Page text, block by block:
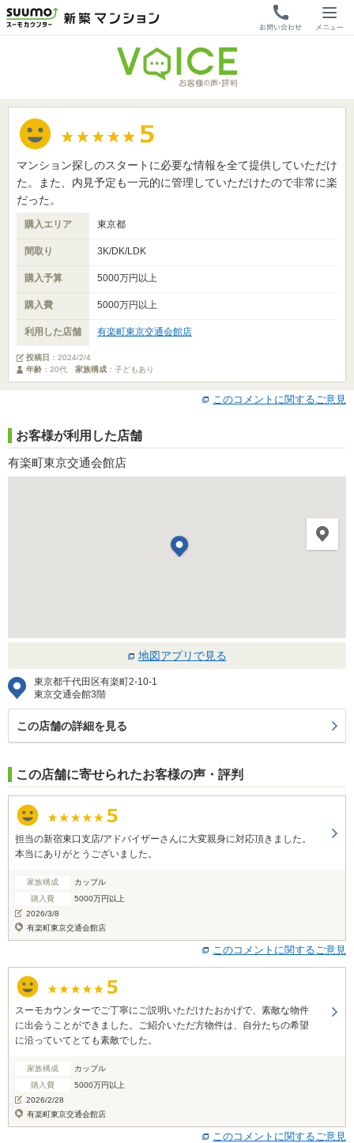
マンション探しのスタートに必要な情報を全て提供していただけ
た。また、内見予定も一元的に管理していただけたので非常に楽
だった。
購入エリア 東京都
間取り 3K/DK/LDK
購入予算 5000万円以上
購入費 5000万円以上
利用した店舗 有楽町東京交通会館店
投稿日 ： 2024/2/4
年齢 ：20代 家族構成 ：子どもあり
このコメントに関するご意見
お客様が利用した店舗
有楽町東京交通会館店
地図アプリで見る
東京都千代田区有楽町2-10-1
東京交通会館3階
この店舗の詳細を見る
この店舗に寄せられたお客様の声・評判
担当の新宿東口支店/アドバイザーさんに大変親身に対応頂きました。
本当にありがとうございました。
家族構成
カップル
購入費
5000万円以上
2026/3/8
有楽町東京交通会館店
このコメントに関するご意見
スーモカウンターでご丁寧にご説明いただけたおかげで、素敵な物件
に出会うことができました。ご紹介いただ方物件は、自分たちの希望
に沿っていてとても素敵でした。
家族構成
カップル
購入費
5000万円以上
2026/2/28
有楽町東京交通会館店
このコメントに関するご意見